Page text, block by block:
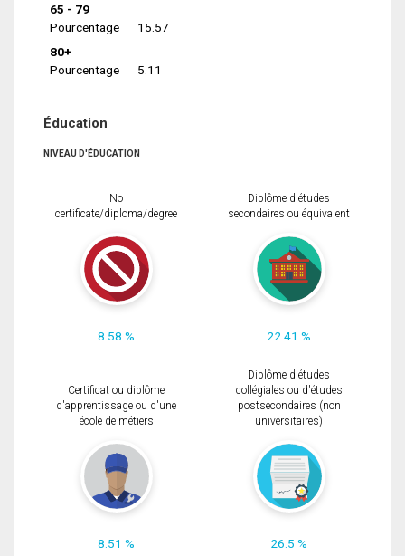
65 - 79
Pourcentage
15.57
80+
Pourcentage
5.11
Éducation
NIVEAU D'ÉDUCATION
No
certificate/diploma/degree
8.58 %
Diplôme d'études
secondaires ou équivalent
22.41 %
Certificat ou diplôme
d'apprentissage ou d'une
école de métiers
8.51 %
Diplôme d'études
collégiales ou d'études
postsecondaires (non
universitaires)
26.5 %